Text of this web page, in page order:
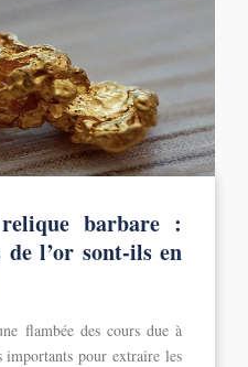
barbare :
l’or sont-ils en
flambée des cours due à
importants pour extraire les